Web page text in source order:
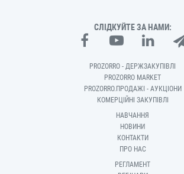
СЛІДКУЙТЕ ЗА НАМИ:
PROZORRO - ДЕРЖЗАКУПІВЛІ
PROZORRO MARKET
PROZORRO.ПРОДАЖІ - АУКЦІОНИ
КОМЕРЦІЙНІ ЗАКУПІВЛІ
НАВЧАННЯ
НОВИНИ
КОНТАКТИ
ПРО НАС
РЕГЛАМЕНТ